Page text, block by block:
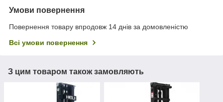
Умови повернення
Повернення товару впродовж 14 днів за домовленістю
Всі умови повернення
З цим товаром також замовляють